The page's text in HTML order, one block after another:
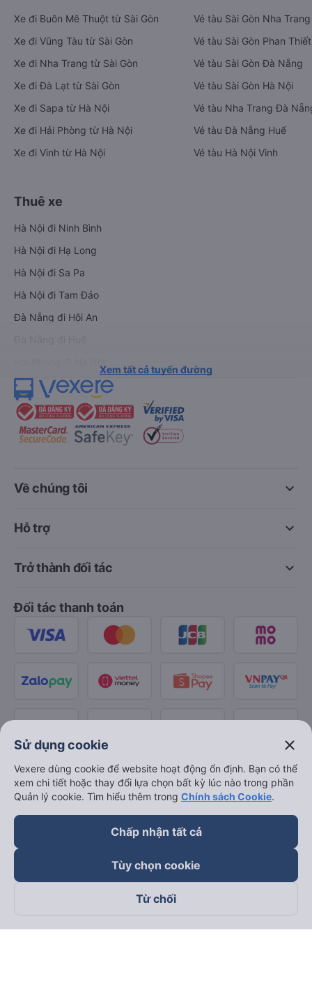
Xe đi Buôn Mê Thuột từ Sài Gòn
Xe đi Vũng Tàu từ Sài Gòn
Xe đi Nha Trang từ Sài Gòn
Xe đi Đà Lạt từ Sài Gòn
Xe đi Sapa từ Hà Nội
Xe đi Hải Phòng từ Hà Nội
Xe đi Vinh từ Hà Nội
Vé tàu Sài Gòn Nha Trang
Vé tàu Sài Gòn Phan Thiết
Vé tàu Sài Gòn Đà Nẵng
Vé tàu Sài Gòn Hà Nội
Vé tàu Nha Trang Đà
Vé tàu Đà Nẵng Huế
Vé tàu Hà Nội Vinh
Thuê xe
Hà Nội đi Ninh Bình
Hà Nội đi Hạ Long
Hà Nội đi Sa Pa
Hà Nội đi Tam Đảo
Đà Nẵng đi Hội An
Xem tất cả tuyến đường
keyboard_arrow_down
Về chúng tôi
keyboard_arrow_down
Hỗ trợ
keyboard_arrow_down
Trở thành đối tác
Đối tác thanh toán
Theo dõi chúng tôi trên
Sử dụng cookie close
Vexere dùng cookie để website hoạt động ổn định. Bạn có thể
xem chi tiết hoặc thay đổi lựa chọn bất kỳ lúc nào trong phần
Quản lý cookie. Tìm hiểu thêm trong Chính sách Cookie.
Chấp nhận tất cả
Tùy chọn cookie
Từ chối